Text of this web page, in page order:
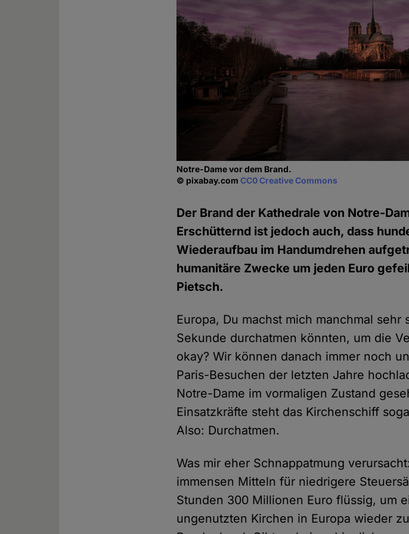
Notre-Dame vor dem Brand.
© pixabay.comCC0 Creative Commons
Der Brand der Kathedrale von Notre-
Erschütternd ist jedoch auch, dass
Wiederaufbau im Handumdrehen
humanitäre Zwecke um jeden Euro
Pietsch.
Europa, Du machst mich manchmal
Sekunde durchatmen könnten, um die
okay? Wir können danach immer noch
Paris-Besuchen der letzten Jahre
Notre-Dame im vormaligen Zustand
Einsatzkräfte steht das Kirchenschiff
Also: Durchatmen.
Was mir eher Schnappatmung
immensen Mitteln für niedrigere
Stunden 300 Millionen Euro flüssig, um
ungenutzten Kirchen in Europa wieder